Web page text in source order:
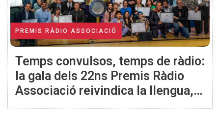
PREMIS RÀDIO ASSOCIACIÓ
Temps convulsos, temps de ràdio:
la gala dels 22ns Premis Ràdio
Associació reivindica la llengua,
la credibilitat i s’encara cap el